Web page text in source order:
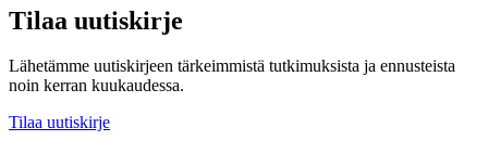
Tilaa uutiskirje
Lähetämme uutiskirjeen tärkeimmistä tutkimuksista ja ennusteista
noin kerran kuukaudessa.
Tilaa uutiskirje